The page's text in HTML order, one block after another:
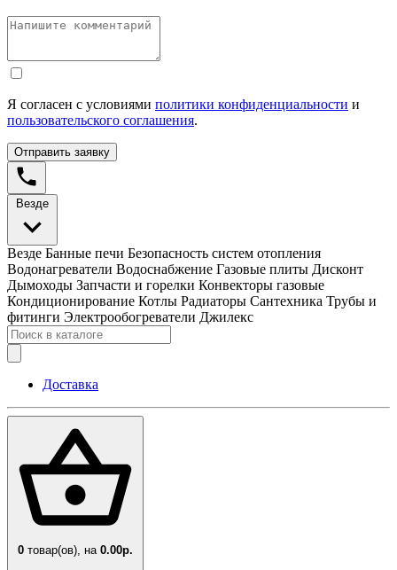
Я согласен с условиями политики конфиденциальности и
пользовательского соглашения.
Отправить заявку
Везде
Везде Банные печи Безопасность систем отопления
Водонагреватели Водоснабжение Газовые плиты Дисконт
Дымоходы Запчасти и горелки Конвекторы газовые
Кондиционирование Котлы Радиаторы Сантехника Трубы и
фитинги Электрообогреватели Джилекс
Доставка
0 товар(ов), на 0.00р.